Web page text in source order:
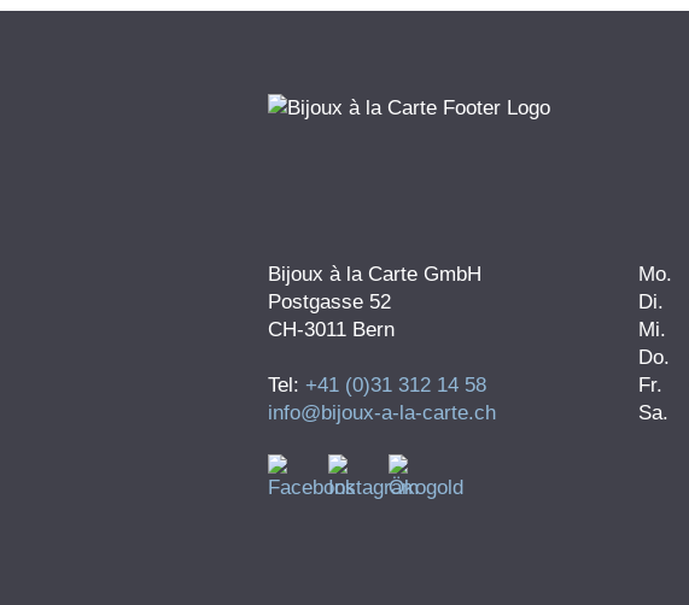
Bijoux à la Carte GmbH
Postgasse 52
CH-3011 Bern
Tel: +41 (0)31 312 14 58
info@bijoux-a-la-carte.ch
Mo.
Di.
Mi.
Do.
Fr.
Sa.